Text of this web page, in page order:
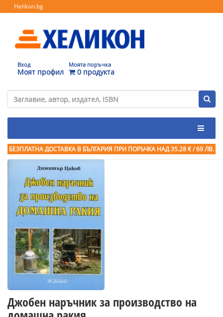
Helikon.bg
Вход
Моят профил
Моята поръчка
0 продукта
БЕЗПЛАТНА ДОСТАВКА В БЪЛГАРИЯ ПРИ ПОРЪЧКА НАД 35.28 € / 69 ЛВ.
Джобен наръчник за производство на